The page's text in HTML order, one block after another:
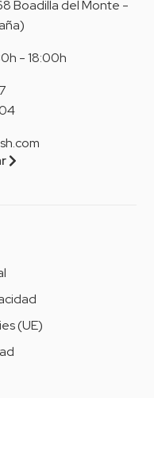
Boadilla del Monte -
- 18:00h
(UE)